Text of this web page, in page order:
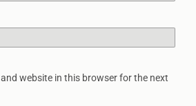
website in this browser for the next